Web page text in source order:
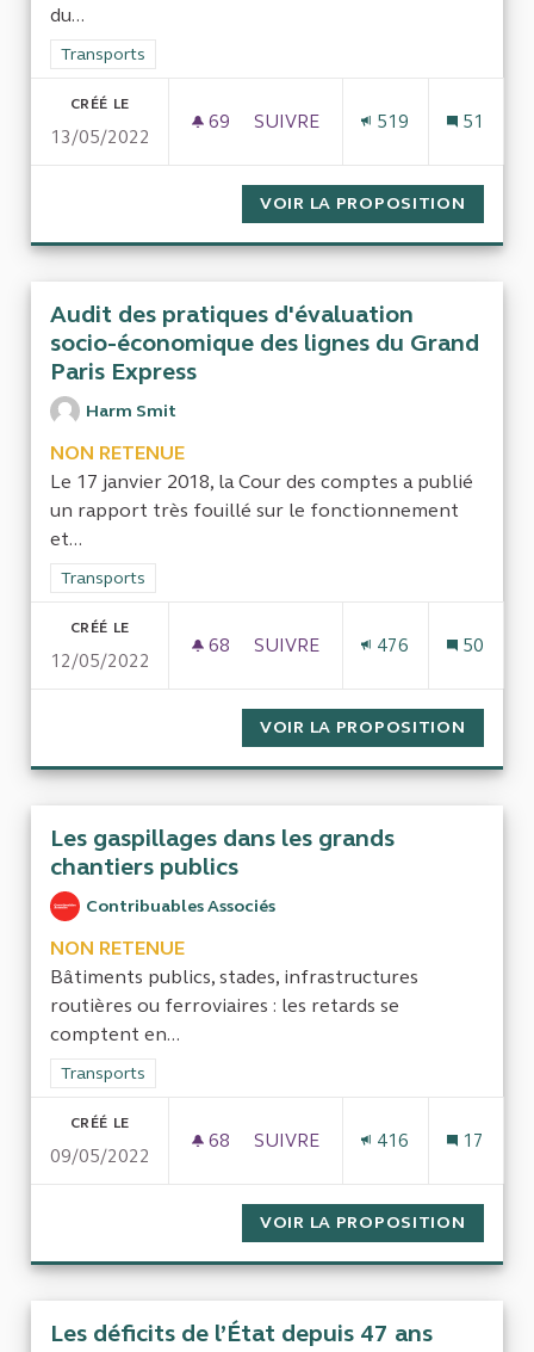
du...
Filtrer les résultats de la catégorie : Transports
Transports
CRÉÉ LE
13/05/2022
69 69 ABONNÉS
SUIVRE
519 51
VOIR LA PROPOSITION
Audit des pratiques d'évaluation
socio-économique des lignes du Grand
Paris Express
Harm Smit
NON RETENUE
Le 17 janvier 2018, la Cour des comptes a publié
un rapport très fouillé sur le fonctionnement
et...
Filtrer les résultats de la catégorie : Transports
Transports
CRÉÉ LE
12/05/2022
68 68 ABONNÉS
SUIVRE
476 50
VOIR LA PROPOSITION
Les gaspillages dans les grands
chantiers publics
Contribuables Associés
NON RETENUE
Bâtiments publics, stades, infrastructures
routières ou ferroviaires : les retards se
comptent en...
Filtrer les résultats de la catégorie : Transports
Transports
CRÉÉ LE
09/05/2022
68 68 ABONNÉS
SUIVRE
416 17
VOIR LA PROPOSITION
Les déficits de l’État depuis 47 ans